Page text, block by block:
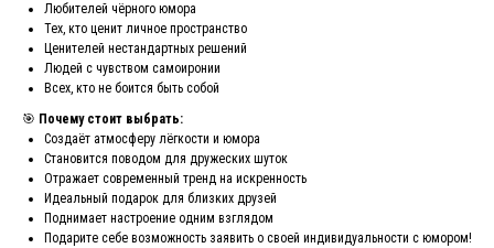
Любителей чёрного юмора
Тех, кто ценит личное пространство
Ценителей нестандартных решений
Людей с чувством самоиронии
Всех, кто не боится быть собой
🎯 Почему стоит выбрать:
Создаёт атмосферу лёгкости и юмора
Становится поводом для дружеских шуток
Отражает современный тренд на искренность
Идеальный подарок для близких друзей
Поднимает настроение одним взглядом
Подарите себе возможность заявить о своей индивидуальности с юмором!